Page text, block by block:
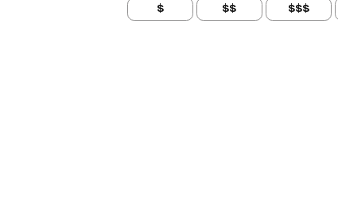
$ $$ $$$